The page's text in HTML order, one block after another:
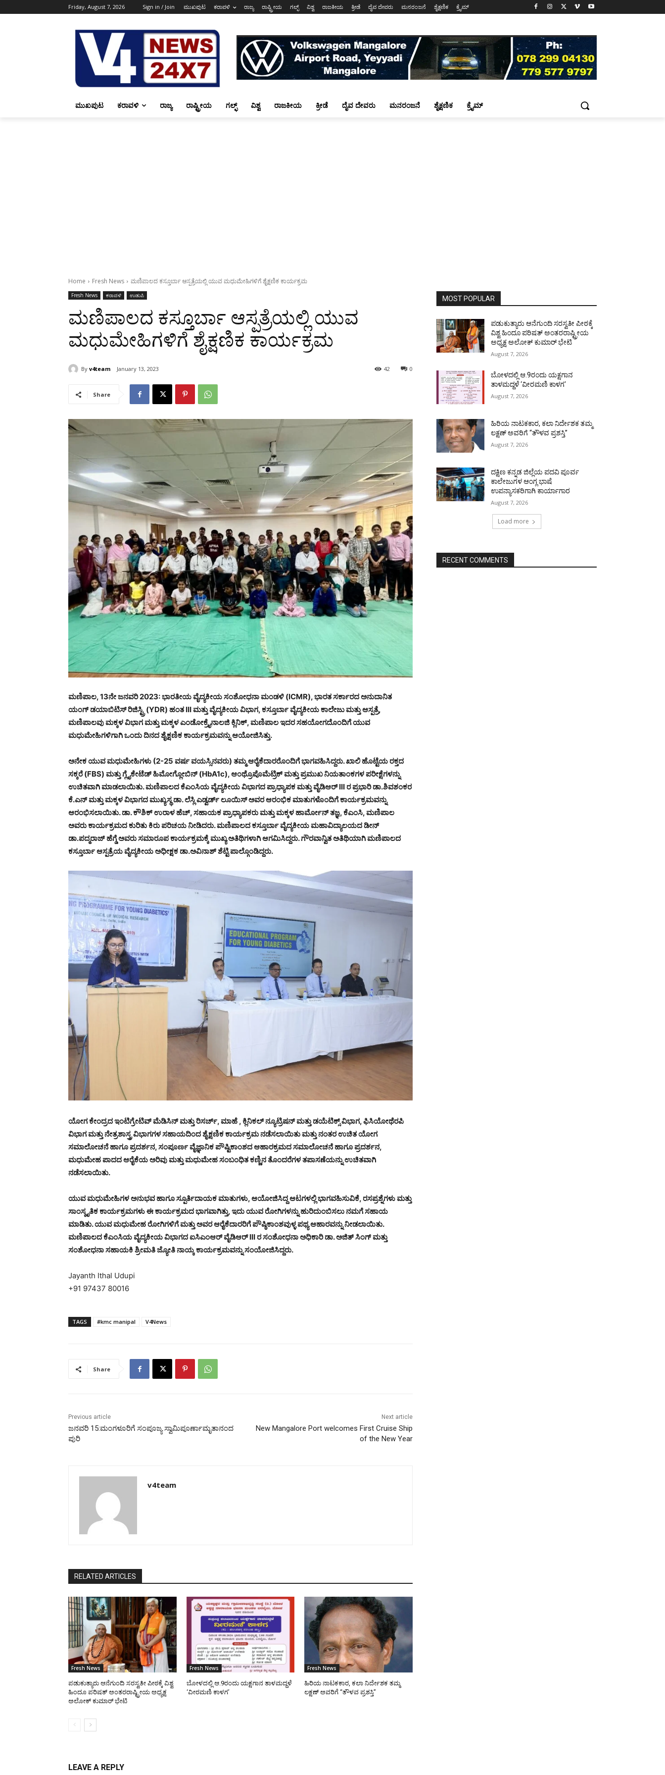
Friday, August 7, 2026 Sign in / Join ಮುಖಪುಟ ಕರಾವಳಿ ರಾಜ್ಯ ರಾಷ್ಟ್ರೀಯ ಗಲ್ಫ್ ವಿಶ್ವ ರಾಜಕೀಯ ಕ್ರೀಡೆ ದೈವ ದೇವರು ಮನರಂಜನೆ ಶೈಕ್ಷಣಿಕ ಕ್ರೈಮ್
ಮುಖಪುಟ ಕರಾವಳಿ ರಾಜ್ಯ ರಾಷ್ಟ್ರೀಯ ಗಲ್ಫ್ ವಿಶ್ವ ರಾಜಕೀಯ ಕ್ರೀಡೆ ದೈವ ದೇವರು ಮನರಂಜನೆ ಶೈಕ್ಷಣಿಕ ಕ್ರೈಮ್
Home Fresh News ಮಣಿಪಾಲದ ಕಸ್ತೂರ್ಬಾ ಆಸ್ಪತ್ರೆಯಲ್ಲಿ ಯುವ ಮಧುಮೇಹಿಗಳಿಗೆ ಶೈಕ್ಷಣಿಕ ಕಾರ್ಯಕ್ರಮ
Fresh News ಕರಾವಳಿ ಉಡುಪಿ
ಮಣಿಪಾಲದ ಕಸ್ತೂರ್ಬಾ ಆಸ್ಪತ್ರೆಯಲ್ಲಿ ಯುವ
ಮಧುಮೇಹಿಗಳಿಗೆ ಶೈಕ್ಷಣಿಕ ಕಾರ್ಯಕ್ರಮ
By v4team January 13, 2023 0
42
Share
ಮಣಿಪಾಲ, 13ನೇ ಜನವರಿ 2023: ಭಾರತೀಯ ವೈದ್ಯಕೀಯ ಸಂಶೋಧನಾ ಮಂಡಳಿ (ICMR), ಭಾರತ ಸರ್ಕಾರದ ಅನುದಾನಿತ
ಯಂಗ್ ಡಯಾಬಿಟಿಸ್ ರಿಜಿಸ್ಟ್ರಿ (YDR) ಹಂತ III ಮತ್ತು ವೈದ್ಯಕೀಯ ವಿಭಾಗ, ಕಸ್ತೂರ್ಬಾ ವೈದ್ಯಕೀಯ ಕಾಲೇಜು ಮತ್ತು ಆಸ್ಪತ್ರೆ,
ಮಣಿಪಾಲವು ಮಕ್ಕಳ ವಿಭಾಗ ಮತ್ತು ಮಕ್ಕಳ ಎಂಡೋಕ್ರೈನಾಲಜಿ ಕ್ಲಿನಿಕ್, ಮಣಿಪಾಲ ಇದರ ಸಹಯೋಗದೊಂದಿಗೆ ಯುವ
ಮಧುಮೇಹಿಗಳಿಗಾಗಿ ಒಂದು ದಿನದ ಶೈಕ್ಷಣಿಕ ಕಾರ್ಯಕ್ರಮವನ್ನು ಆಯೋಜಿಸಿತ್ತು.
ಅನೇಕ ಯುವ ಮಧುಮೇಹಿಗಳು (2-25 ವರ್ಷ ವಯಸ್ಸಿನವರು) ತಮ್ಮ ಆರೈಕೆದಾರರೊಂದಿಗೆ ಭಾಗವಹಿಸಿದ್ದರು. ಖಾಲಿ ಹೊಟ್ಟೆಯ ರಕ್ತದ
ಸಕ್ಕರೆ (FBS) ಮತ್ತು ಗ್ಲೈಕೇಟೆಡ್ ಹಿಮೋಗ್ಲೋಬಿನ್ (HbA1c), ಆಂಥ್ರೊಪೊಮೆಟ್ರಿಕ್ ಮತ್ತು ಪ್ರಮುಖ ನಿಯತಾಂಕಗಳ ಪರೀಕ್ಷೆಗಳನ್ನು
ಉಚಿತವಾಗಿ ಮಾಡಲಾಯಿತು. ಮಣಿಪಾಲದ ಕೆಎಂಸಿಯ ವೈದ್ಯಕೀಯ ವಿಭಾಗದ ಪ್ರಾಧ್ಯಾಪಕ ಮತ್ತು ವೈಡಿಆರ್ III ರ ಪ್ರಭಾರಿ ಡಾ.ಶಿವಶಂಕರ
ಕೆ.ಎನ್ ಮತ್ತು ಮಕ್ಕಳ ವಿಭಾಗದ ಮುಖ್ಯಸ್ಥ ಡಾ. ಲೆಸ್ಲಿ ಎಡ್ವರ್ಡ್ ಲೂಯಿಸ್ ಅವರ ಆರಂಭಿಕ ಮಾತುಗಳೊಂದಿಗೆ ಕಾರ್ಯಕ್ರಮವನ್ನು
ಆರಂಭಿಸಲಾಯಿತು. ಡಾ. ಕೌಶಿಕ್ ಉರಾಳ ಹೆಚ್, ಸಹಾಯಕ ಪ್ರಾಧ್ಯಾಪಕರು ಮತ್ತು ಮಕ್ಕಳ ಹಾರ್ಮೋನ್ ತಜ್ಞ, ಕೆಎಂಸಿ, ಮಣಿಪಾಲ
ಅವರು ಕಾರ್ಯಕ್ರಮದ ಕುರಿತು ಕಿರು ಪರಿಚಯ ನೀಡಿದರು. ಮಣಿಪಾಲದ ಕಸ್ತೂರ್ಬಾ ವೈದ್ಯಕೀಯ ಮಹಾವಿದ್ಯಾಲಯದ ಡೀನ್
ಡಾ.ಪದ್ಮರಾಜ್ ಹೆಗ್ಡೆ ಅವರು ಸಮಾರೂಪ ಕಾರ್ಯಕ್ರಮಕ್ಕೆ ಮುಖ್ಯ ಅತಿಥಿಗಳಾಗಿ ಆಗಮಿಸಿದ್ದರು. ಗೌರವಾನ್ವಿತ ಅತಿಥಿಯಾಗಿ ಮಣಿಪಾಲದ
ಕಸ್ತೂರ್ಬಾ ಆಸ್ಪತ್ರೆಯ ವೈದ್ಯಕೀಯ ಅಧೀಕ್ಷಕ ಡಾ.ಅವಿನಾಶ್ ಶೆಟ್ಟಿ ಪಾಲ್ಗೊಂಡಿದ್ದರು.
ಯೋಗ ಕೇಂದ್ರದ ಇಂಟಿಗ್ರೇಟಿವ್ ಮೆಡಿಸಿನ್ ಮತ್ತು ರಿಸರ್ಚ್, ಮಾಹೆ , ಕ್ಲಿನಿಕಲ್ ನ್ಯೂಟ್ರಿಷನ್ ಮತ್ತು ಡಯೆಟಿಕ್ಸ್ ವಿಭಾಗ, ಫಿಸಿಯೋಥೆರಪಿ
ವಿಭಾಗ ಮತ್ತು ನೇತ್ರಶಾಸ್ತ್ರ ವಿಭಾಗಗಳ ಸಹಾಯದಿಂದ ಶೈಕ್ಷಣಿಕ ಕಾರ್ಯಕ್ರಮ ನಡೆಸಲಾಯಿತು ಮತ್ತು ನಂತರ ಉಚಿತ ಯೋಗ
ಸಮಾಲೋಚನೆ ಹಾಗೂ ಪ್ರದರ್ಶನ, ಸಂಪೂರ್ಣ ವೈಜ್ಞಾನಿಕ ಪೌಷ್ಟಿಕಾಂಶದ ಆಹಾರಕ್ರಮದ ಸಮಾಲೋಚನೆ ಹಾಗೂ ಪ್ರದರ್ಶನ,
ಮಧುಮೇಹ ಪಾದದ ಆರೈಕೆಯ ಅರಿವು ಮತ್ತು ಮಧುಮೇಹ ಸಂಬಂಧಿತ ಕಣ್ಣಿನ ತೊಂದರೆಗಳ ತಪಾಸಣೆಯನ್ನು ಉಚಿತವಾಗಿ
ನಡೆಸಲಾಯಿತು.
ಯುವ ಮಧುಮೇಹಿಗಳ ಅನುಭವ ಹಾಗೂ ಸ್ಪೂರ್ತಿದಾಯಕ ಮಾತುಗಳು, ಆಯೋಜಿಸಿದ್ದ ಆಟಗಳಲ್ಲಿ ಭಾಗವಹಿಸುವಿಕೆ, ರಸಪ್ರಶ್ನೆಗಳು ಮತ್ತು
ಸಾಂಸ್ಕೃತಿಕ ಕಾರ್ಯಕ್ರಮಗಳು ಈ ಕಾರ್ಯಕ್ರಮದ ಭಾಗವಾಗಿತ್ತು, ಇದು ಯುವ ರೋಗಿಗಳನ್ನು ಹುರಿದುಂಬಿಸಲು ನಮಗೆ ಸಹಾಯ
ಮಾಡಿತು. ಯುವ ಮಧುಮೇಹ ರೋಗಿಗಳಿಗೆ ಮತ್ತು ಅವರ ಆರೈಕೆದಾರರಿಗೆ ಪೌಷ್ಠಿಕಾಂಶವುಳ್ಳ ಪಥ್ಯ ಆಹಾರವನ್ನು ನೀಡಲಾಯಿತು.
ಮಣಿಪಾಲದ ಕೆಎಂಸಿಯ ವೈದ್ಯಕೀಯ ವಿಭಾಗದ ಐಸಿಎಂಆರ್ ವೈಡಿಆರ್ III ರ ಸಂಶೋಧನಾ ಅಧಿಕಾರಿ ಡಾ. ಅಜಿತ್ ಸಿಂಗ್ ಮತ್ತು
ಸಂಶೋಧನಾ ಸಹಾಯಕಿ ಶ್ರೀಮತಿ ಜ್ಯೋತಿ ನಾಯ್ಕ ಕಾರ್ಯಕ್ರಮವನ್ನು ಸಂಯೋಜಿಸಿದ್ದರು.
Jayanth Ithal Udupi
+91 97437 80016
TAGS #kmc manipal V4News
Share
Previous article
ಜನವರಿ 15:ಮಂಗಳೂರಿಗೆ ಸಂಪೂಜ್ಯ ಸ್ವಾಮಿಪೂರ್ಣಾಮೃತಾನಂದ
ಪುರಿ
Next article
New Mangalore Port welcomes First Cruise Ship
of the New Year
v4team
RELATED ARTICLES
Fresh News
ಪಡುಕುತ್ಯಾರು ಆನೆಗುಂದಿ ಸರಸ್ವತೀ ಪೀಠಕ್ಕೆ ವಿಶ್ವ
ಹಿಂದೂ ಪರಿಷತ್ ಅಂತರರಾಷ್ಟ್ರೀಯ ಅಧ್ಯಕ್ಷ
ಅಲೋಕ್ ಕುಮಾರ್ ಭೇಟಿ
Fresh News
ಬೋಳದಲ್ಲಿ ಆ.9ರಂದು ಯಕ್ಷಗಾನ ತಾಳಮದ್ದಳೆ
‘ವೀರಮಣಿ ಕಾಳಗ’
Fresh News
ಹಿರಿಯ ನಾಟಕಕಾರ, ಕಲಾ ನಿರ್ದೇಶಕ ತಮ್ಮ
ಲಕ್ಷಣ್ ಅವರಿಗೆ “ತೌಳವ ಪ್ರಶಸ್ತಿ”
LEAVE A REPLY
MOST POPULAR
ಪಡುಕುತ್ಯಾರು ಆನೆಗುಂದಿ ಸರಸ್ವತೀ ಪೀಠಕ್ಕೆ
ವಿಶ್ವ ಹಿಂದೂ ಪರಿಷತ್ ಅಂತರರಾಷ್ಟ್ರೀಯ
ಅಧ್ಯಕ್ಷ ಅಲೋಕ್ ಕುಮಾರ್ ಭೇಟಿ
August 7, 2026
ಬೋಳದಲ್ಲಿ ಆ.9ರಂದು ಯಕ್ಷಗಾನ
ತಾಳಮದ್ದಳೆ ‘ವೀರಮಣಿ ಕಾಳಗ’
August 7, 2026
ಹಿರಿಯ ನಾಟಕಕಾರ, ಕಲಾ ನಿರ್ದೇಶಕ ತಮ್ಮ
ಲಕ್ಷಣ್ ಅವರಿಗೆ “ತೌಳವ ಪ್ರಶಸ್ತಿ”
August 7, 2026
ದಕ್ಷಿಣ ಕನ್ನಡ ಜಿಲ್ಲೆಯ ಪದವಿ ಪೂರ್ವ
ಕಾಲೇಜುಗಳ ಆಂಗ್ಲ ಭಾಷೆ
ಉಪನ್ಯಾಸಕರಿಗಾಗಿ ಕಾರ್ಯಾಗಾರ
August 7, 2026
Load more
RECENT COMMENTS